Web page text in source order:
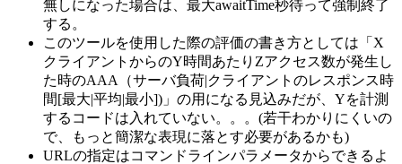
無しになった場合は、最大awaitTime秒待って強制終了
する。
このツールを使用した際の評価の書き方としては「X
クライアントからのY時間あたりZアクセス数が発生し
た時のAAA（サーバ負荷|クライアントのレスポンス時
間[最大|平均|最小])」の用になる見込みだが、Yを計測
するコードは入れていない。。。(若干わかりにくいの
で、もっと簡潔な表現に落とす必要があるかも)
URLの指定はコマンドラインパラメータからできるよ